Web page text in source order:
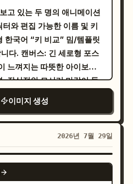
음, 손이 겹치지 말 것, 얼굴
게 입을 벌리지 말 것, 과장된
키스 없음, 스튜디오 포즈 느
없음, 플라스틱 같은 피부
보정 없음, 애니메이션 느낌
경 없음, 디저트 컵에 알아볼
음.
된 현대 일본 애니메이션 비
로 렌더링하세요. 구도는 다
점을 맞춘 근접 정사각형 프
나 워터마크, 과장된 동작은
감정적 톤은
치는 거실 , 시간대는
로 설정하여 커스터마이징
효과가 나타나며,
미세 하이라이트와 자연스러
니다. 헤어스타일은 인물마
으로 인해 머리카락 몇 가닥
어져 있습니다. 이들은
른 편안한 이브닝 룩
를 마무리하는 편안하고 부드
낮은 주변광을 활용하여 대
며, 어두운 청흑색 배경이
습니다. 깊은 그림자 영역에
필름 그레인이 깔려 있어,
심야의 친밀한 사진 분위기
고 있는 두 명의 애니메이션
와 편집 가능한 이름 및 키
한국어 “키 비교” 밈/템플릿
로형 포스
느껴지는 따뜻한 아이보리
, 장식적인 모서리 마감이 돋
베이지/브라운 잉크 팔레트,
분위기. 텍스트 내용:
장식선 사이에 작은 하트를
한국어 제목 “키 비교”를 배
래에는 작은 다이아몬드 점
눈금자 위에는 “(cm)”라고
이미지 생성
2026년 7월 29일
GPT IMAGE 2